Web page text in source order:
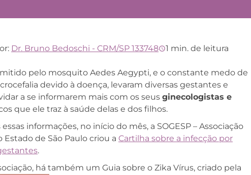
Dr. Bruno Bedoschi - CRM/SP 133748 1 min. de leitura
pelo mosquito Aedes Aegypti, e o constante medo de
devido à doença, levaram diversas gestantes e
a se informarem mais com os seus ginecologistas e
que ele traz à saúde delas e dos filhos.
informações, no início do mês, a SOGESP – Associação
de São Paulo criou a Cartilha sobre a infecção por
.
há também um Guia sobre o Zika Vírus, criado pela